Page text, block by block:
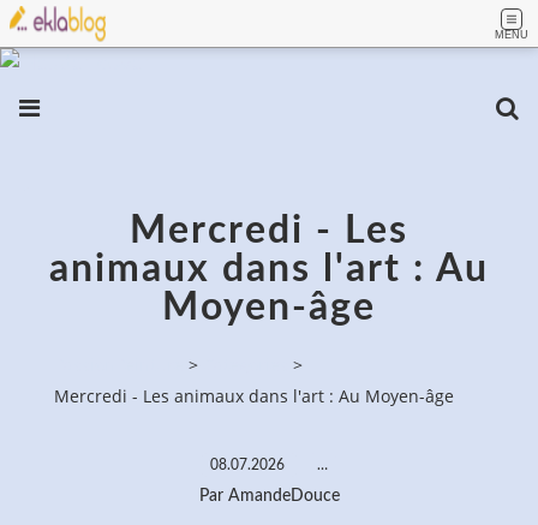
MENU
Mercredi - Les
animaux dans l'art : Au
Moyen-âge
>
>
Mercredi - Les animaux dans l'art : Au Moyen-âge
08.07.2026 …
Par AmandeDouce